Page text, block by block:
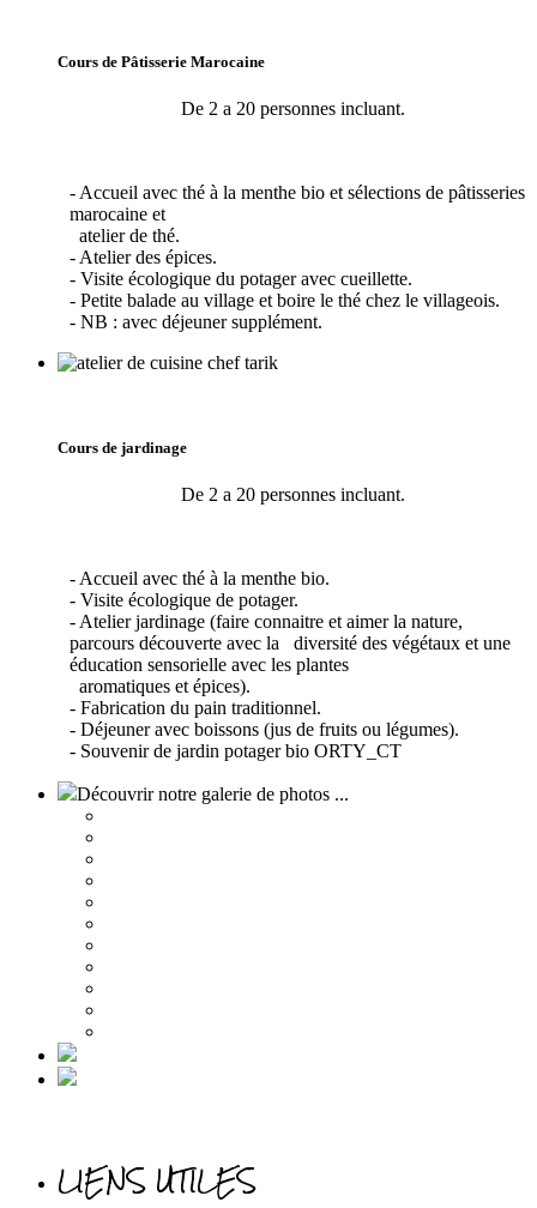
Cours de Pâtisserie Marocaine
De 2 a 20 personnes incluant.
- Accueil avec thé à la menthe bio et sélections de pâtisseries
marocaine et
atelier de thé.
- Atelier des épices.
- Visite écologique du potager avec cueillette.
- Petite balade au village et boire le thé chez le villageois.
- NB : avec déjeuner supplément.
Cours de jardinage
De 2 a 20 personnes incluant.
- Accueil avec thé à la menthe bio.
- Visite écologique de potager.
- Atelier jardinage (faire connaitre et aimer la nature,
parcours découverte avec la diversité des végétaux et une
éducation sensorielle avec les plantes
aromatiques et épices).
- Fabrication du pain traditionnel.
- Déjeuner avec boissons (jus de fruits ou légumes).
- Souvenir de jardin potager bio ORTY_CT
Découvrir notre galerie de photos ...
LIENS UTILES